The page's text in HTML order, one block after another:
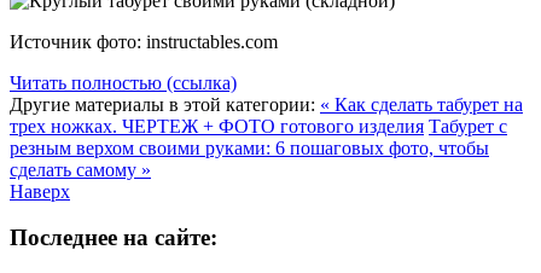
Источник фото: instructables.com
Читать полностью (ссылка)
Другие материалы в этой категории: « Как сделать табурет на
трех ножках. ЧЕРТЕЖ + ФОТО готового изделия Табурет с
резным верхом своими руками: 6 пошаговых фото, чтобы
сделать самому »
Наверх
Последнее на сайте: